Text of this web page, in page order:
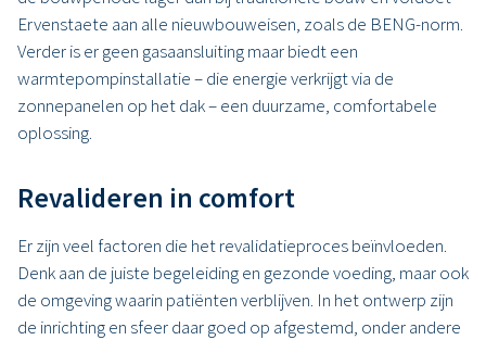
Ervenstaete aan alle nieuwbouweisen, zoals de BENG-norm.
Verder is er geen gasaansluiting maar biedt een
warmtepompinstallatie – die energie verkrijgt via de
zonnepanelen op het dak – een duurzame, comfortabele
oplossing.
Revalideren in comfort
Er zijn veel factoren die het revalidatieproces beïnvloeden.
Denk aan de juiste begeleiding en gezonde voeding, maar ook
de omgeving waarin patiënten verblijven. In het ontwerp zijn
de inrichting en sfeer daar goed op afgestemd, onder andere